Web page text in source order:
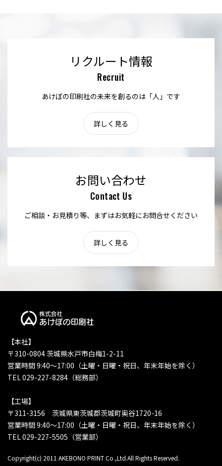
リクルート情報
Recruit
あけぼの印刷社の未来を創るのは「人」です
詳しく見る
お問い合わせ
Contact Us
ご相談・お見積り等、まずはお気軽にお問合せください
詳しく見る
【本社】
〒310-0804 茨城県水戸市白梅1-2-11
営業時間 9:40〜17:00（土曜・日曜・祝日、年末年始を除く）
TEL 029-227-8284（総務部）
【工場】
〒311-3156 茨城県東茨城郡茨城町奥谷1720-16
営業時間 9:40〜17:00（土曜・日曜・祝日、年末年始を除く）
TEL 029-227-5505（営業部）
Copyright(c) 2011 AKEBONO PRINT Co.,Ltd.All Rights Reserved.